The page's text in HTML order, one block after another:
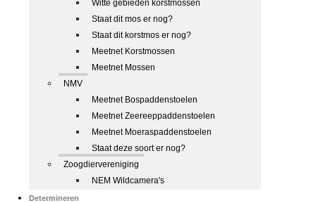
Witte gebieden korstmossen
Staat dit mos er nog?
Staat dit korstmos er nog?
Meetnet Korstmossen
Meetnet Mossen
NMV
Meetnet Bospaddenstoelen
Meetnet Zeereeppaddenstoelen
Meetnet Moeraspaddenstoelen
Staat deze soort er nog?
Zoogdiervereniging
NEM Wildcamera's
Determineren